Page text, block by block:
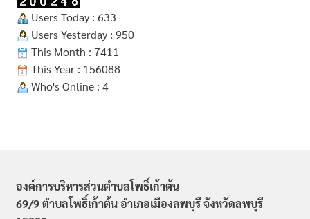
Users Today : 633
Users Yesterday : 950
This Month : 7411
This Year : 156088
Who's Online : 4
องค์การบริหารส่วนตำบลโพธิ์เก้าต้น
69/9 ตำบลโพธิ์เก้าต้น อำเภอเมืองลพบุรี จังหวัดลพบุรี